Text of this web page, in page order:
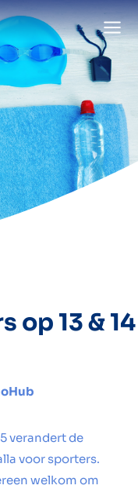
op 13 & 14
verandert de
voor sporters.
welkom om